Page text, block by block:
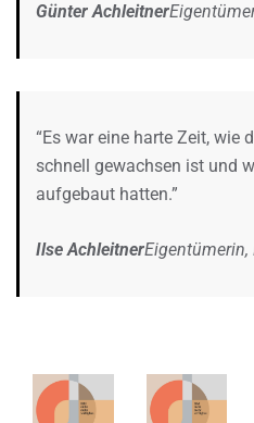
Günter Achleitner
“Es war eine harte Zeit, wie
schnell gewachsen ist und
aufgebaut hatten.”
Ilse Achleitner